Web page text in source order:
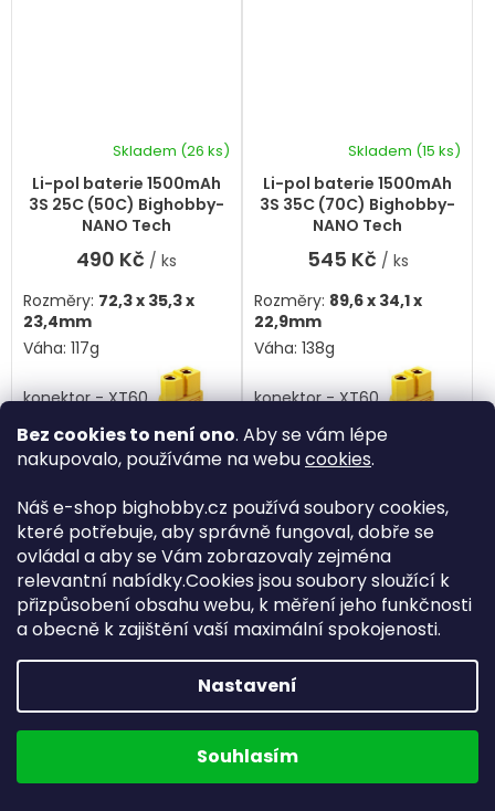
Bez cookies to není ono. Aby se vám lépe
nakupovalo, používáme na webucookies.
Náš e-shop bighobby.cz používá soubory cookies,
které potřebuje, aby správně fungoval, dobře se
ovládal a aby se Vám zobrazovaly zejména
relevantní nabídky.Cookies jsou soubory sloužící k
přizpůsobení obsahu webu, k měření jeho funkčnosti
a obecně k zajištění vaší maximální spokojenosti.
Nastavení
Souhlasím
Li-pol baterie 1500mAh
3S 25C (50C) Bighobby-
NANO Tech
hodnocení
produktu
hvězdiček.
Skladem (26 ks)
490 Kč / ks
Do košíku
Rozměry: 72,3 x 35,3 x
23,4mm
Váha: 117g
konektor - XT60
Li-pol baterie 1500mAh
3S 35C (70C) Bighobby-
NANO Tech
Skladem (15 ks)
545 Kč / ks
Do košíku
Rozměry: 89,6 x 34,1 x
22,9mm
Váha: 138g
konektor - XT60
Li-pol baterie 1500mAh
3S 60C (120C) Bighobby-
Kód:B303D2
Li-pol baterie 1500mAh
3S 120C (240C)
Kód:B303D3